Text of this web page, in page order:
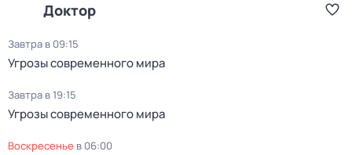
Доктор
Завтра в 09:15
Угрозы современного мира
Завтра в 19:15
Угрозы современного мира
воскресенье в 06:00